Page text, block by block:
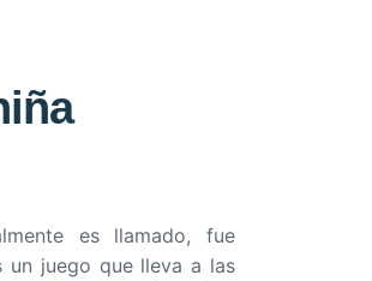
es llamado, fue
un juego que lleva a las